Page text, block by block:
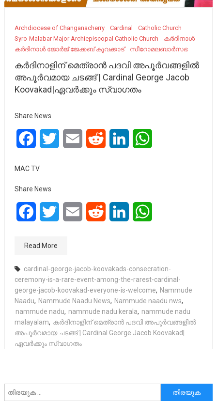
Archdiocese of Changanacherry Cardinal
Catholic Church
Syro-Malabar Major Archiepiscopal Catholic Church
കർദിനാൾ
കർദിനാൾ ജോർജ് ജേക്കബ് കൂവക്കാട്
സീറോമലബാർസഭ
കർദിനാളിന് മെത്രാൻ പദവി അപൂർവങ്ങളിൽ
അപൂർവമായ ചടങ്ങ് | Cardinal George Jacob
Koovakad|ഏവർക്കും സ്വാഗതം
Share News
FacebookTwitter Email Reddit LinkedIn
MAC TV
Share News
FacebookTwitter Email Reddit LinkedIn
Read More
cardinal-george-jacob-koovakads-consecration-
ceremony-is-a-rare-event-among-the-rarest-cardinal-
george-jacob-koovakad-everyone-is-welcome, Nammude
Naadu, Nammude Naadu News, Nammude naadu nws,
nammude nadu, nammude nadu kerala, nammude nadu
malayalam, കർദിനാളിന് മെത്രാൻ പദവി അപൂർവങ്ങളിൽ
അപൂർവമായ ചടങ്ങ് | Cardinal George Jacob Koovakad|
ഏവർക്കും സ്വാഗതം
അനേഷിക്കുക